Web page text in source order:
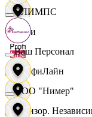
Пери
ПрофиЛайн
Ревизор.
ОЛИМПС
Ваш Персонал
ООО "Нимер"